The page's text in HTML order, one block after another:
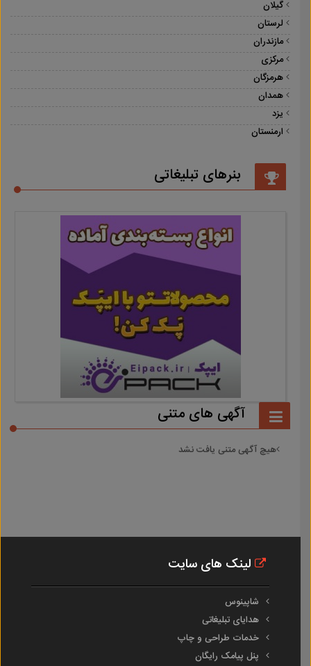
گیلان
لرستان
مازندران
مرکزی
هرمزگان
همدان
یزد
ارمنستان
بنرهای تبلیغاتی
آگهی های متنی
هیچ آگهی متنی یافت نشد
لینک های سایت
شاپینوس
هدایای تبلیغاتی
خدمات طراحی و چاپ
پنل پیامک رایگان